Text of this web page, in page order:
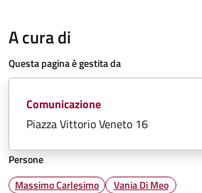
A cura di
Questa pagina è gestita da
Comunicazione
Piazza Vittorio Veneto 16
Persone
Massimo Carlesimo
Vania Di Meo